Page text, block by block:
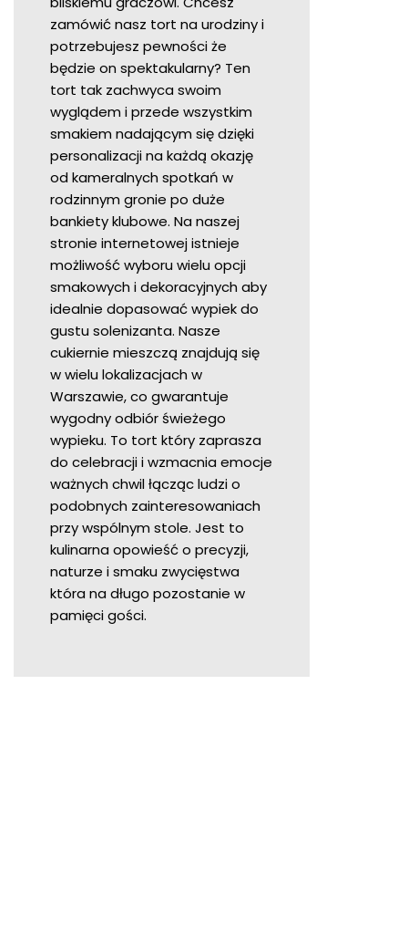
zamówić nasz tort na urodziny i
potrzebujesz pewności że
będzie on spektakularny? Ten
tort tak zachwyca swoim
wyglądem i przede wszystkim
smakiem nadającym się dzięki
personalizacji na każdą okazję
od kameralnych spotkań w
rodzinnym gronie po duże
bankiety klubowe. Na naszej
stronie internetowej istnieje
możliwość wyboru wielu opcji
smakowych i dekoracyjnych aby
idealnie dopasować wypiek do
gustu solenizanta. Nasze
cukiernie mieszczą znajdują się
w wielu lokalizacjach w
Warszawie, co gwarantuje
wygodny odbiór świeżego
wypieku. To tort który zaprasza
do celebracji i wzmacnia emocje
ważnych chwil łącząc ludzi o
podobnych zainteresowaniach
przy wspólnym stole. Jest to
kulinarna opowieść o precyzji,
naturze i smaku zwycięstwa
która na długo pozostanie w
pamięci gości.